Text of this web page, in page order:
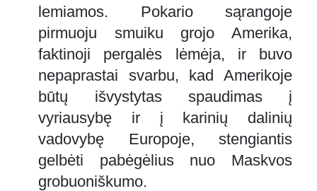
lemiamos. Pokario sąrangoje
pirmuoju smuiku grojo Amerika,
faktinoji pergalės lėmėja, ir buvo
nepaprastai svarbu, kad Amerikoje
būtų išvystytas spaudimas į
vyriausybę ir į karinių dalinių
vadovybę Europoje, stengiantis
gelbėti pabėgėlius nuo Maskvos
grobuoniškumo.